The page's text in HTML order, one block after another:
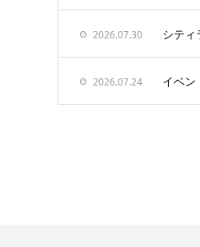
2026.07.30 シティ
2026.07.24 イベン